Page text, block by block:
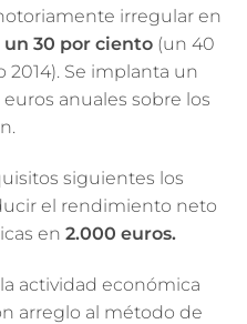
irregular en
30 por ciento (un 40
2014). Se implanta un
anuales sobre los
siguientes los
el rendimiento neto
en 2.000 euros.
actividad económica
arreglo al método de